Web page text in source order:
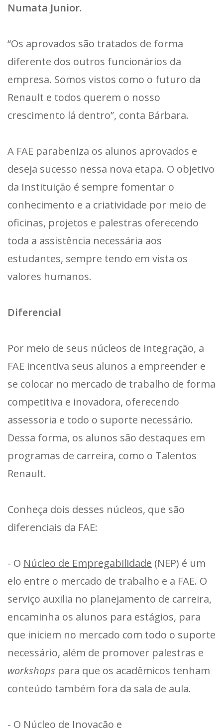
Numata Junior.
“Os aprovados são tratados de forma
diferente dos outros funcionários da
empresa. Somos vistos como o futuro da
Renault e todos querem o nosso
crescimento lá dentro”, conta Bárbara.
A FAE parabeniza os alunos aprovados e
deseja sucesso nessa nova etapa. O objetivo
da Instituição é sempre fomentar o
conhecimento e a criatividade por meio de
oficinas, projetos e palestras oferecendo
toda a assistência necessária aos
estudantes, sempre tendo em vista os
valores humanos.
Diferencial
Por meio de seus núcleos de integração, a
FAE incentiva seus alunos a empreender e
se colocar no mercado de trabalho de forma
competitiva e inovadora, oferecendo
assessoria e todo o suporte necessário.
Dessa forma, os alunos são destaques em
programas de carreira, como o Talentos
Renault.
Conheça dois desses núcleos, que são
diferenciais da FAE:
- O Núcleo de Empregabilidade (NEP) é um
elo entre o mercado de trabalho e a FAE. O
serviço auxilia no planejamento de carreira,
encaminha os alunos para estágios, para
que iniciem no mercado com todo o suporte
necessário, além de promover palestras e
workshops para que os acadêmicos tenham
conteúdo também fora da sala de aula.
- O Núcleo de Inovação e